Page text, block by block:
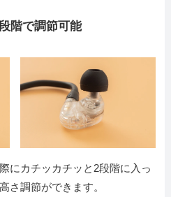
階で調節可能
にカチッカチッと2段階に入っ
さ調節ができます。